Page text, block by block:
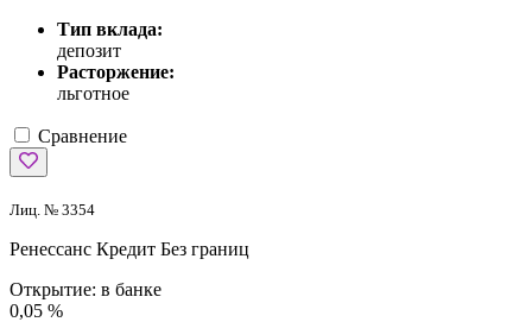
Тип вклада:
депозит
Расторжение:
льготное
Сравнение
Лиц. № 3354
Ренессанс Кредит Без границ
Открытие: в банке
0,05 %